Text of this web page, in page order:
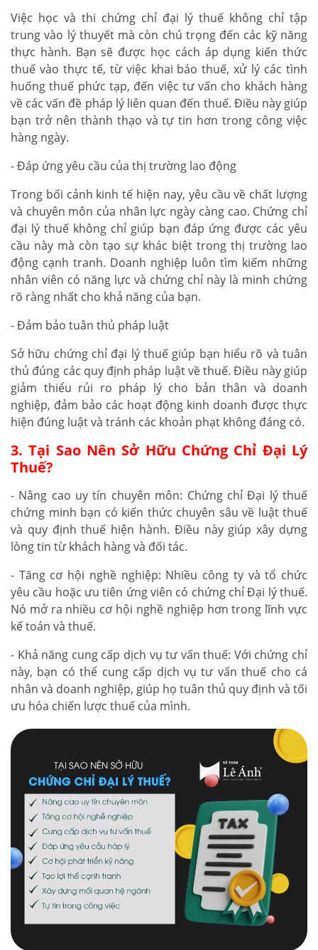
Việc học và thi chứng chỉ đại lý thuế không chỉ tập
trung vào lý thuyết mà còn chú trọng đến các kỹ năng
thực hành. Bạn sẽ được học cách áp dụng kiến thức
thuế vào thực tế, từ việc khai báo thuế, xử lý các tình
huống thuế phức tạp, đến việc tư vấn cho khách hàng
về các vấn đề pháp lý liên quan đến thuế. Điều này giúp
bạn trở nên thành thạo và tự tin hơn trong công việc
hàng ngày.
- Đáp ứng yêu cầu của thị trường lao động
Trong bối cảnh kinh tế hiện nay, yêu cầu về chất lượng
và chuyên môn của nhân lực ngày càng cao. Chứng chỉ
đại lý thuế không chỉ giúp bạn đáp ứng được các yêu
cầu này mà còn tạo sự khác biệt trong thị trường lao
động cạnh tranh. Doanh nghiệp luôn tìm kiếm những
nhân viên có năng lực và chứng chỉ này là minh chứng
rõ ràng nhất cho khả năng của bạn.
- Đảm bảo tuân thủ pháp luật
Sở hữu chứng chỉ đại lý thuế giúp bạn hiểu rõ và tuân
thủ đúng các quy định pháp luật về thuế. Điều này giúp
giảm thiểu rủi ro pháp lý cho bản thân và doanh
nghiệp, đảm bảo các hoạt động kinh doanh được thực
hiện đúng luật và tránh các khoản phạt không đáng có.
3. Tại Sao Nên Sở Hữu Chứng Chỉ Đại Lý
Thuế?
- Nâng cao uy tín chuyên môn: Chứng chỉ Đại lý thuế
chứng minh bạn có kiến thức chuyên sâu về luật thuế
và quy định thuế hiện hành. Điều này giúp xây dựng
lòng tin từ khách hàng và đối tác.
- Tăng cơ hội nghề nghiệp: Nhiều công ty và tổ chức
yêu cầu hoặc ưu tiên ứng viên có chứng chỉ Đại lý thuế.
Nó mở ra nhiều cơ hội nghề nghiệp hơn trong lĩnh vực
kế toán và thuế.
- Khả năng cung cấp dịch vụ tư vấn thuế: Với chứng chỉ
này, bạn có thể cung cấp dịch vụ tư vấn thuế cho cá
nhân và doanh nghiệp, giúp họ tuân thủ quy định và tối
ưu hóa chiến lược thuế của mình.